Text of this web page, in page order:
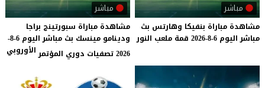
مباشر
مشاهدة مباراة بنفيكا وهارتس بث
مباشر اليوم 6-8-2026 قمة ملعب النور
مباشر
مشاهدة مباراة سبورتينج براجا
ودينامو مينسك بث مباشر اليوم 6-8-
2026 تصفيات دوري المؤتمر
الأوروبي